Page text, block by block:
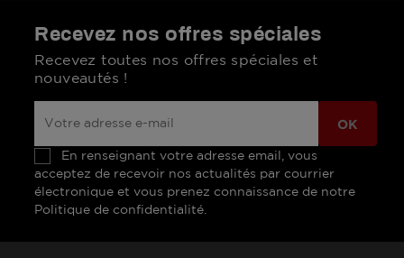
Recevez nos offres spéciales
Recevez toutes nos offres spéciales et
nouveautés !
En renseignant votre adresse email, vous
acceptez de recevoir nos actualités par courrier
électronique et vous prenez connaissance de notre
Politique de confidentialité.